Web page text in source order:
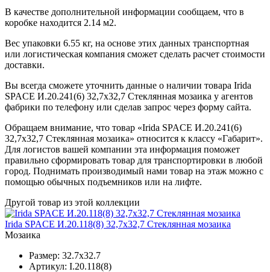
В качестве дополнительной информации сообщаем, что в
коробке находится 2.14 м2.
Вес упаковки 6.55 кг, на основе этих данных транспортная
или логистическая компания сможет сделать расчет стоимости
доставки.
Вы всегда сможете уточнить данные о наличии товара Irida
SPACE И.20.241(6) 32,7x32,7 Стеклянная мозаика у агентов
фабрики по телефону или сделав запрос через форму сайта.
Обращаем внимание, что товар «Irida SPACE И.20.241(6)
32,7x32,7 Стеклянная мозаика» относится к классу «Габарит».
Для логистов вашей компании эта информация поможет
правильно сформировать товар для транспортировки в любой
город. Поднимать производимый нами товар на этаж можно с
помощью обычных подъемников или на лифте.
Другой товар из этой коллекции
Irida SPACE И.20.118(8) 32,7x32,7 Стеклянная мозаика
Мозаика
Размер: 32.7x32.7
Артикул: I.20.118(8)